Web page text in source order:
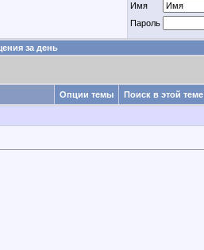
Имя
Пароль
за день
Опции темы Поиск в этой теме